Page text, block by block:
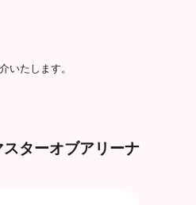
いたします。
ターオブアリーナ